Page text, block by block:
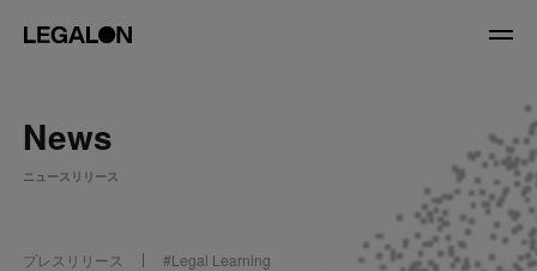
About
役員紹介
News
ニュースリリース
プレスリリース #Legal Learning